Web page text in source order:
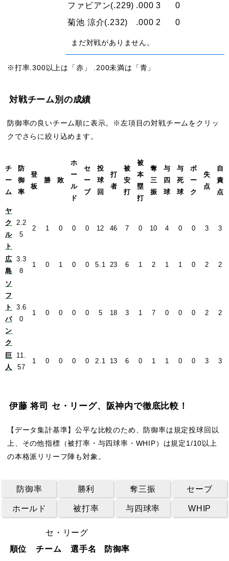
ファビアン(.229) .000 3
0
菊池 涼介(.232) .000 2 0
まだ対戦がありません。
※打率.300以上は「赤」 .200未満は「青」
対戦チーム別の成績
防御率の良いチーム順に表示。※左項目の対戦チームをクリッ
クでさらに絞り込めます。
チ
ー
ム
防
御
率
登
板
勝 敗
ホ
ー
ル
ド
セ
ー
ブ
投
球
回
打
者
被
安
打
被
本
塁
打
奪
三
振
与
四
球
与
死
球
ボ
ー
ク
失
点
自
責
点
ヤ
ク
ル
ト
2.2
5
2 1 0 0 0 12 46 7 0 10 4 0 0 3 3
広
島
3.3
8
1 0 1 0 0 5.1 23 6 1 2 1 1 0 2 2
ソ
フ
ト
バ
ン
ク
3.6
0
1 0 0 0 0 5 18 3 1 7 0 0 0 2 2
巨
人
11.
57
1 0 0 0 0 2.1 13 6 0 1 1 0 0 3 3
伊藤 将司 セ・リーグ、阪神内で徹底比較！
【データ集計基準】公平な比較のため、防御率は規定投球回以
上、その他指標（被打率・与四球率・WHIP）は規定1/10以上
の本格派リリーフ陣も対象。
防御率 勝利 奪三振 セーブ
ホールド 被打率 与四球率 WHIP
セ・リーグ
順位
チーム 選手名
防御率